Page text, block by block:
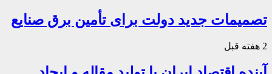
تصمیمات جدید دولت برای تأمین برق صنایع
2 هفته قبل